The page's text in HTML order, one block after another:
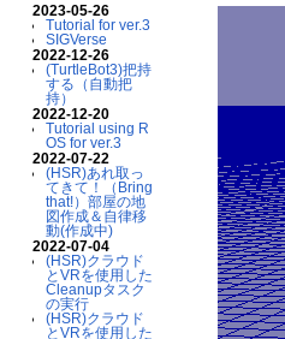
2023-05-26
Tutorial for ver.3
SIGVerse
2022-12-26
(TurtleBot3)把持
する（自動把
持）
2022-12-20
Tutorial using R
OS for ver.3
2022-07-22
(HSR)あれ取っ
てきて！（Bring
that!）部屋の地
図作成＆自律移
動(作成中)
2022-07-04
(HSR)クラウド
とVRを使用した
Cleanupタスク
の実行
(HSR)クラウド
とVRを使用した